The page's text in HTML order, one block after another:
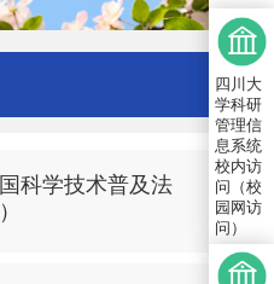
科学技术普及法
四川大
学科研
管理信
息系统
校内访
问（校
园网访
问）